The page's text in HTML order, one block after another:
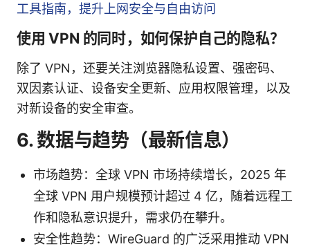
工具指南，提升上网安全与自由访问
使用 VPN 的同时，如何保护自己的隐私？
除了 VPN，还要关注浏览器隐私设置、强密码、
双因素认证、设备安全更新、应用权限管理，以及
对新设备的安全审查。
6. 数据与趋势（最新信息）
市场趋势：全球 VPN 市场持续增长，2025 年
全球 VPN 用户规模预计超过 4 亿，随着远程工
作和隐私意识提升，需求仍在攀升。
安全性趋势：WireGuard 的广泛采用推动 VPN